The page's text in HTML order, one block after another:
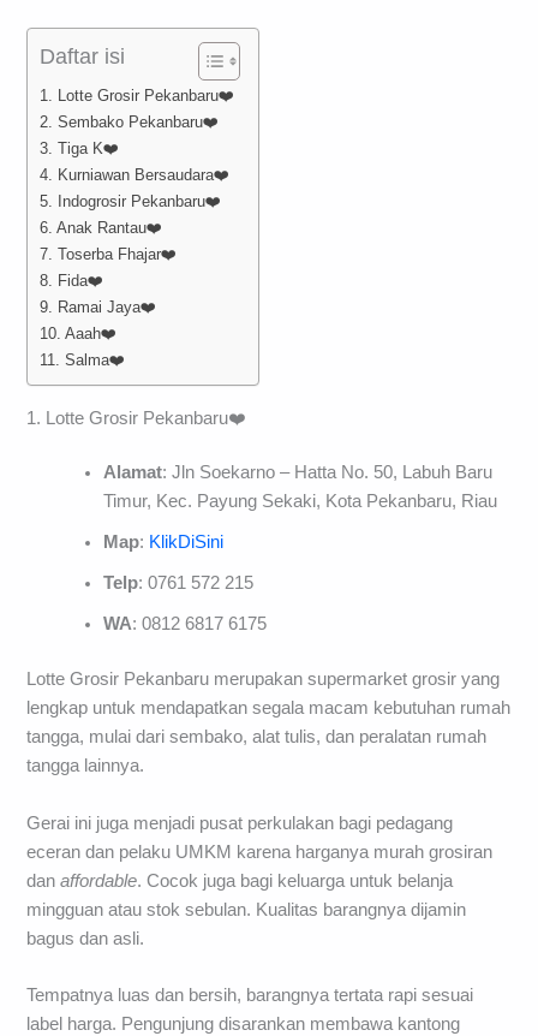
Daftar isi
1. Lotte Grosir Pekanbaru❤️
2. Sembako Pekanbaru❤️
3. Tiga K❤️
4. Kurniawan Bersaudara❤️
5. Indogrosir Pekanbaru❤️
6. Anak Rantau❤️
7. Toserba Fhajar❤️
8. Fida❤️
9. Ramai Jaya❤️
10. Aaah❤️
11. Salma❤️
1. Lotte Grosir Pekanbaru❤️
Alamat: Jln Soekarno – Hatta No. 50, Labuh Baru
Timur, Kec. Payung Sekaki, Kota Pekanbaru, Riau
Map: KlikDiSini
Telp: 0761 572 215
WA: 0812 6817 6175
Lotte Grosir Pekanbaru merupakan supermarket grosir yang
lengkap untuk mendapatkan segala macam kebutuhan rumah
tangga, mulai dari sembako, alat tulis, dan peralatan rumah
tangga lainnya.
Gerai ini juga menjadi pusat perkulakan bagi pedagang
eceran dan pelaku UMKM karena harganya murah grosiran
danaffordable. Cocok juga bagi keluarga untuk belanja
mingguan atau stok sebulan. Kualitas barangnya dijamin
bagus dan asli.
Tempatnya luas dan bersih, barangnya tertata rapi sesuai
label harga. Pengunjung disarankan membawa kantong